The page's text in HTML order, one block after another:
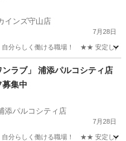
インズ守山店
7月28日
く働ける職場！ ★★ 安定した会社で
スタッフ
ンラブ」 浦添パルコシティ店
集中
パルコシティ店
7月28日
く働ける職場！ ★★ 安定した会社で